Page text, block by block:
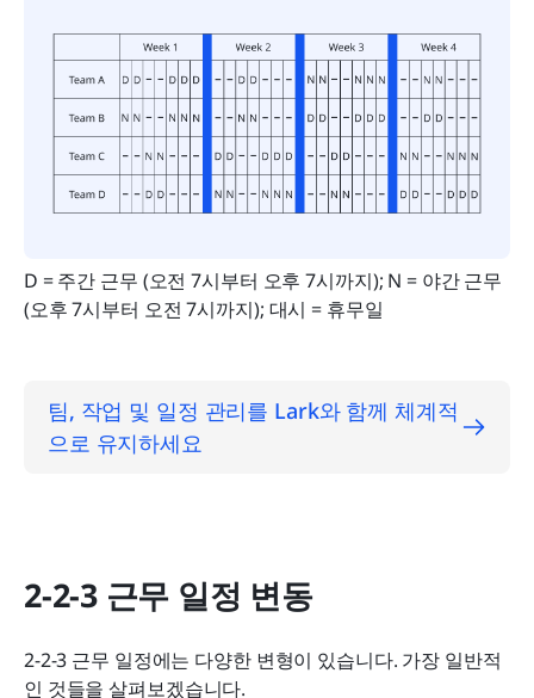
D = 주간 근무 (오전 7시부터 오후 7시까지); N = 야간 근무
(오후 7시부터 오전 7시까지); 대시 = 휴무일
팀, 작업 및 일정 관리를 Lark와 함께 체계적
으로 유지하세요
2-2-3 근무 일정 변동
2-2-3 근무 일정에는 다양한 변형이 있습니다. 가장 일반적
인 것들을 살펴보겠습니다.